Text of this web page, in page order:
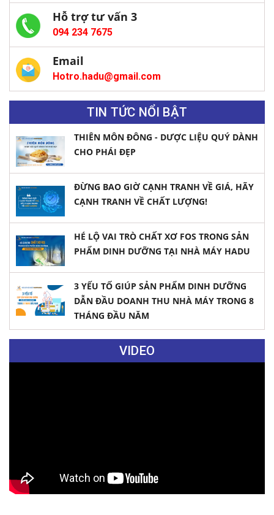
Hỗ trợ tư vấn 3
094 234 7675
Email
Hotro.hadu@gmail.com
TIN TỨC NỔI BẬT
THIÊN MÔN ĐÔNG - DƯỢC LIỆU QUÝ DÀNH
CHO PHÁI ĐẸP
ĐỪNG BAO GIỜ CẠNH TRANH VỀ GIÁ, HÃY
CẠNH TRANH VỀ CHẤT LƯỢNG!
HÉ LỘ VAI TRÒ CHẤT XƠ FOS TRONG SẢN
PHẨM DINH DƯỠNG TẠI NHÀ MÁY HADU
3 YẾU TỐ GIÚP SẢN PHẨM DINH DƯỠNG
DẪN ĐẦU DOANH THU NHÀ MÁY TRONG 8
THÁNG ĐẦU NĂM
VIDEO